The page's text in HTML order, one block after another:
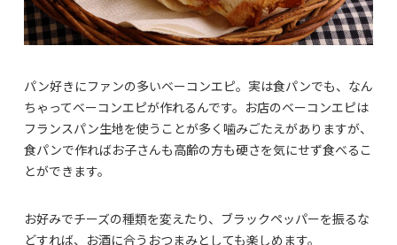
パン好きにファンの多いベーコンエピ。実は食パンでも、なん
ちゃってベーコンエピが作れるんです。お店のベーコンエピは
フランスパン生地を使うことが多く噛みごたえがありますが、
食パンで作ればお子さんも高齢の方も硬さを気にせず食べるこ
とができます。
お好みでチーズの種類を変えたり、ブラックペッパーを振るな
どすれば、お酒に合うおつまみとしても楽しめます。